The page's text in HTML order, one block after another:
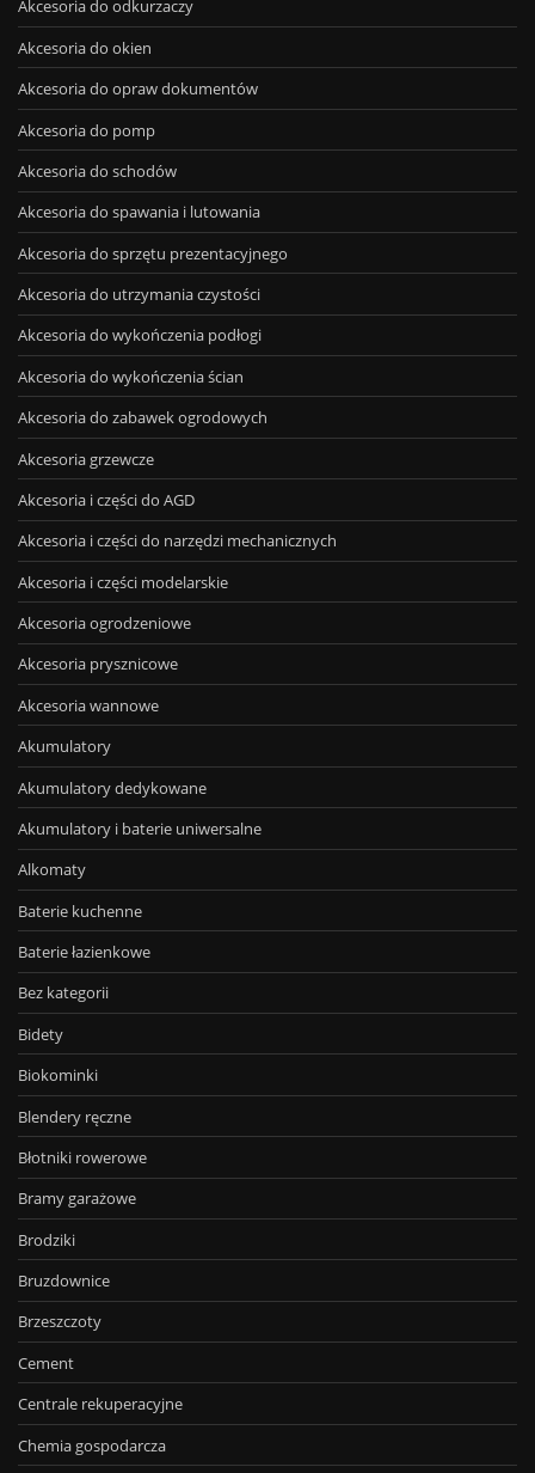
Akcesoria do odkurzaczy
Akcesoria do okien
Akcesoria do opraw dokumentów
Akcesoria do pomp
Akcesoria do schodów
Akcesoria do spawania i lutowania
Akcesoria do sprzętu prezentacyjnego
Akcesoria do utrzymania czystości
Akcesoria do wykończenia podłogi
Akcesoria do wykończenia ścian
Akcesoria do zabawek ogrodowych
Akcesoria grzewcze
Akcesoria i części do AGD
Akcesoria i części do narzędzi mechanicznych
Akcesoria i części modelarskie
Akcesoria ogrodzeniowe
Akcesoria prysznicowe
Akcesoria wannowe
Akumulatory
Akumulatory dedykowane
Akumulatory i baterie uniwersalne
Alkomaty
Baterie kuchenne
Baterie łazienkowe
Bez kategorii
Bidety
Biokominki
Blendery ręczne
Błotniki rowerowe
Bramy garażowe
Brodziki
Bruzdownice
Brzeszczoty
Cement
Centrale rekuperacyjne
Chemia gospodarcza